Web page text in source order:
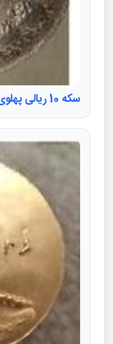
سکه 10 ریالی پهلوی 2 عدد